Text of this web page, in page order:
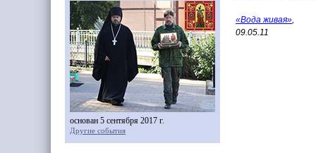
«Водаживая»,
09.05.11
основан 5 сентября 2017 г.
Другие события